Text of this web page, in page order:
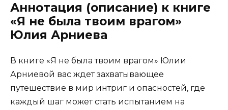
Аннотация (описание) к книге
«Я не была твоим врагом»
Юлия Арниева
В книге «Я не была твоим врагом» Юлии
Арниевой вас ждет захватывающее
путешествие в мир интриг и опасностей, где
каждый шаг может стать испытанием на